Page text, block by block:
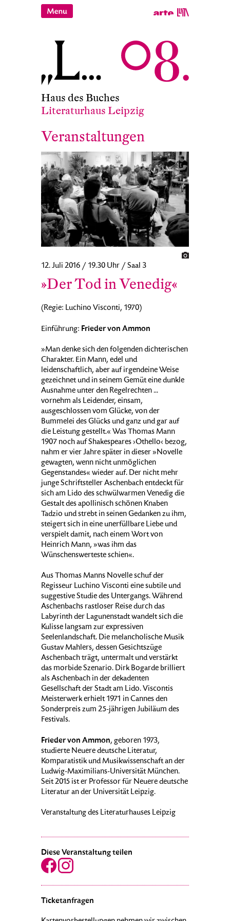
Haus des Buches
Literaturhaus Leipzig
Veranstaltungen
12. Juli 2016 / 19.30 Uhr / Saal 3
»Der Tod in Venedig«
(Regie: Luchino Visconti, 1970)
Einführung: Frieder von Ammon
»Man denke sich den folgenden dichterischen
Charakter. Ein Mann, edel und
leidenschaftlich, aber auf irgendeine Weise
gezeichnet und in seinem Gemüt eine dunkle
Ausnahme unter den Regelrechten ...
vornehm als Leidender, einsam,
ausgeschlossen vom Glücke, von der
Bummelei des Glücks und ganz und gar auf
die Leistung gestellt.« Was Thomas Mann
1907 noch auf Shakespeares ›Othello‹ bezog,
nahm er vier Jahre später in dieser »Novelle
gewagten, wenn nicht unmöglichen
Gegenstandes« wieder auf. Der nicht mehr
junge Schriftsteller Aschenbach entdeckt für
sich am Lido des schwülwarmen Venedig die
Gestalt des apollinisch schönen Knaben
Tadzio und strebt in seinen Gedanken zu ihm,
steigert sich in eine unerfüllbare Liebe und
verspielt damit, nach einem Wort von
Heinrich Mann, »was ihm das
Wünschenswerteste schien«.
Aus Thomas Manns Novelle schuf der
Regisseur Luchino Visconti eine subtile und
suggestive Studie des Untergangs. Während
Aschenbachs rastloser Reise durch das
Labyrinth der Lagunenstadt wandelt sich die
Kulisse langsam zur expressiven
Seelenlandschaft. Die melancholische Musik
Gustav Mahlers, dessen Gesichtszüge
Aschenbach trägt, untermalt und verstärkt
das morbide Szenario. Dirk Bogarde brilliert
als Aschenbach in der dekadenten
Gesellschaft der Stadt am Lido. Viscontis
Meisterwerk erhielt 1971 in Cannes den
Sonderpreis zum 25-jährigen Jubiläum des
Festivals.
Frieder von Ammon, geboren 1973,
studierte Neuere deutsche Literatur,
Komparatistik und Musikwissenschaft an der
Ludwig-Maximilians-Universität München.
Seit 2015 ist er Professor für Neuere deutsche
Literatur an der Universität Leipzig.
Veranstaltung des Literaturhauses Leipzig
Diese Veranstaltung teilen
Ticketanfragen